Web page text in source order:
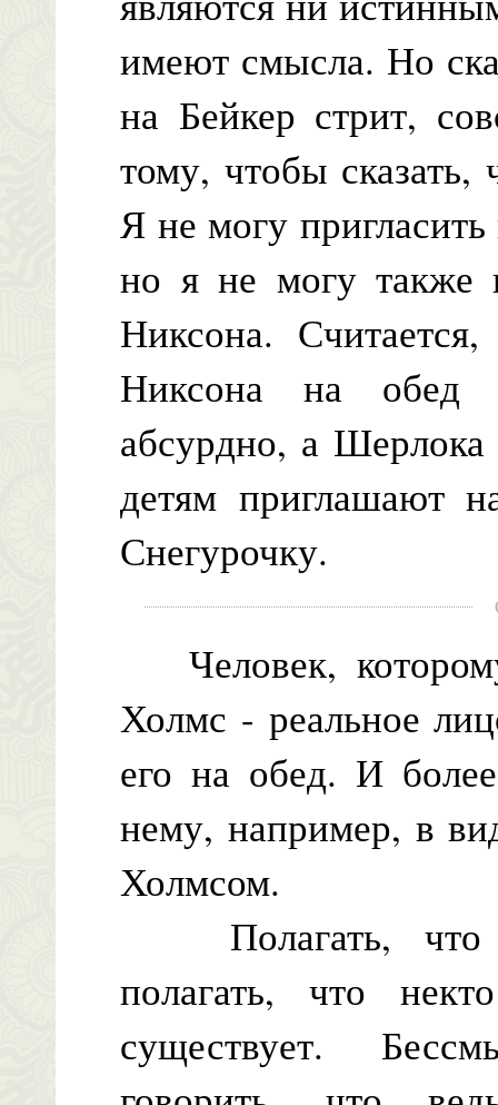
имеют смысла. Но
на Бейкер стрит,
тому, чтобы
Я не могу
но я не могу также
Никсона.
Никсона на обед
абсурдно, а
детям приглашают
Снегурочку.
Человек,
Холмс - реальное
его на обед. И
нему, например, в
Холмсом.
Полагать, что
полагать, что
существует.